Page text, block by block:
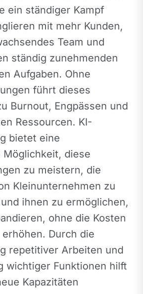
ein ständiger Kampf
mit mehr Kunden,
Team und
ständig zunehmenden
Aufgaben. Ohne
führt dieses
Burnout, Engpässen und
Ressourcen. KI-
bietet eine
diese
zu meistern, die
Kleinunternehmen zu
ihnen zu ermöglichen,
ohne die Kosten
Durch die
repetitiver Arbeiten und
wichtiger Funktionen hilft
Kapazitäten